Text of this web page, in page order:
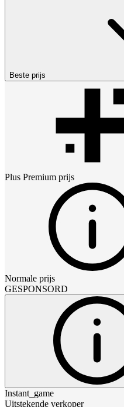
Beste prijs
Plus Premium prijs
Normale prijs
GESPONSORD
Instant_game
Uitstekende verkoper